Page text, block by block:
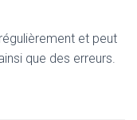
et peut
que des erreurs.